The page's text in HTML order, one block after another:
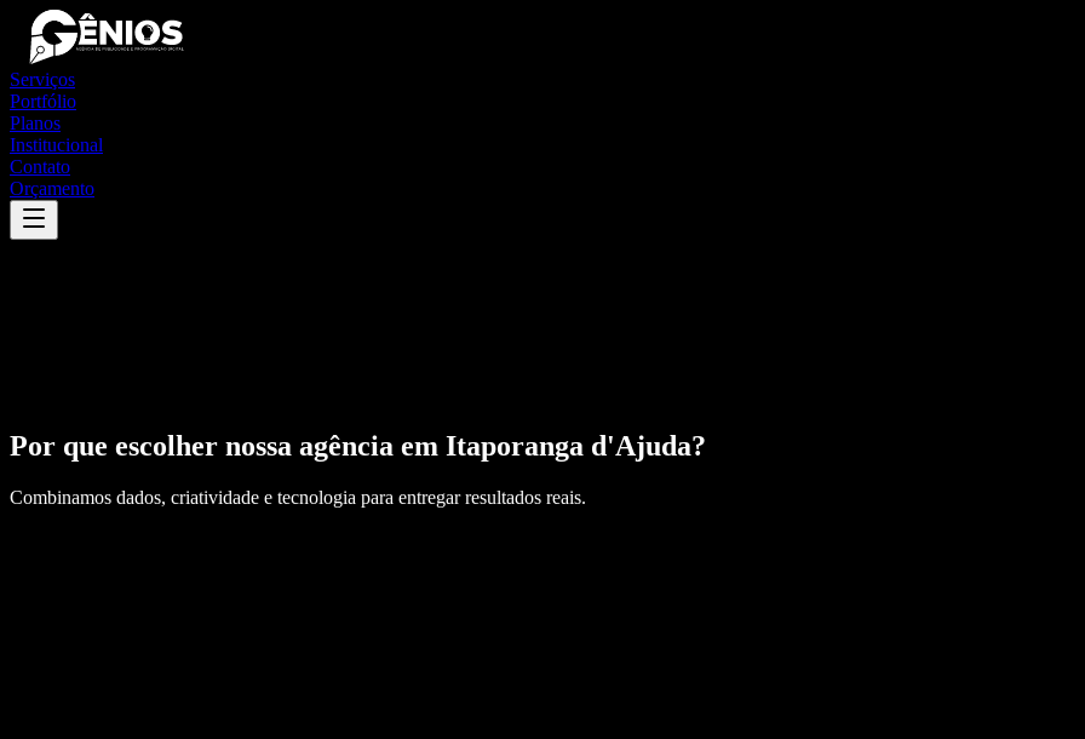
Serviços
Portfólio
Planos
Institucional
Contato
Orçamento
Por que escolher nossa agência em Itaporanga d'Ajuda?
Combinamos dados, criatividade e tecnologia para entregar resultados reais.